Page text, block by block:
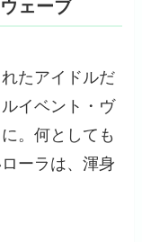
ェーブ
たアイドルだ
イベント・ヴ
。何としても
ーラは、渾身